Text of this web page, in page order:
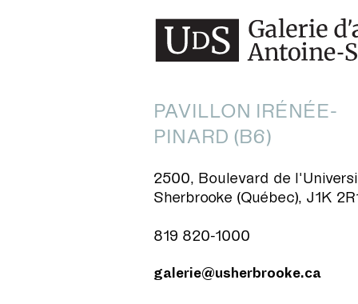
PAVILLON IRÉNÉE-
PINARD (B6)
2500, Boulevard de
Sherbrooke (Québec), J1K
819 820-1000
galerie@usherbrooke.ca